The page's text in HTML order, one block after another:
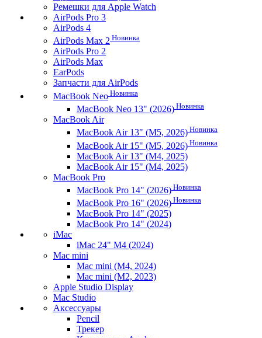
Ремешки для Apple Watch
AirPods Pro 3
AirPods 4
AirPods Max 2 Новинка
AirPods Pro 2
AirPods Max
EarPods
Запчасти для AirPods
MacBook Neo Новинка
MacBook Neo 13" (2026) Новинка
MacBook Air
MacBook Air 13" (M5, 2026) Новинка
MacBook Air 15" (M5, 2026) Новинка
MacBook Air 13" (M4, 2025)
MacBook Air 15" (M4, 2025)
MacBook Pro
MacBook Pro 14" (2026) Новинка
MacBook Pro 16" (2026) Новинка
MacBook Pro 14" (2025)
MacBook Pro 14" (2024)
iMac
iMac 24" M4 (2024)
Mac mini
Mac mini (M4, 2024)
Mac mini (M2, 2023)
Apple Studio Display
Mac Studio
Аксессуары
Pencil
Трекер